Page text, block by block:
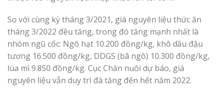
So với cùng kỳ tháng 3/2021, giá nguyên liệu thức ăn
tháng 3/2022 đều tăng, trong đó tăng mạnh nhất là
nhóm ngũ cốc: Ngô hạt 10.200 đồng/kg, khô dầu đậu
tương 16.500 đồng/kg, DDGS (bã ngô) 10.300 đồng/kg,
lúa mì 9.850 đồng/kg. Cục Chăn nuôi dự báo, giá
nguyên liệu vẫn duy trì đà tăng đến hết năm 2022.